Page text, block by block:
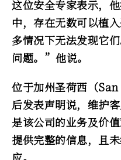
这位安全专家表示，
中，存在无数可以植
多情况下无法发现它
问题。”他说。
位于加州圣荷西（
后发表声明说，维护
是该公司的业务及价
提供完整的信息，且